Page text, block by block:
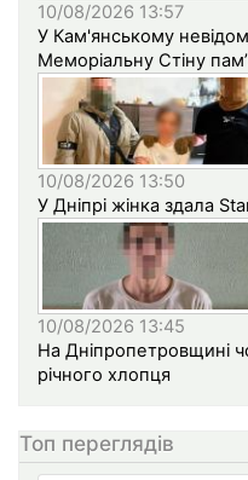
10/08/2026 13:57
У Кам'янському
Меморіальну Стіну
10/08/2026 13:50
У Дніпрі жінка здала
10/08/2026 13:45
На Дніпропетровщині
річного хлопця
Топ переглядів